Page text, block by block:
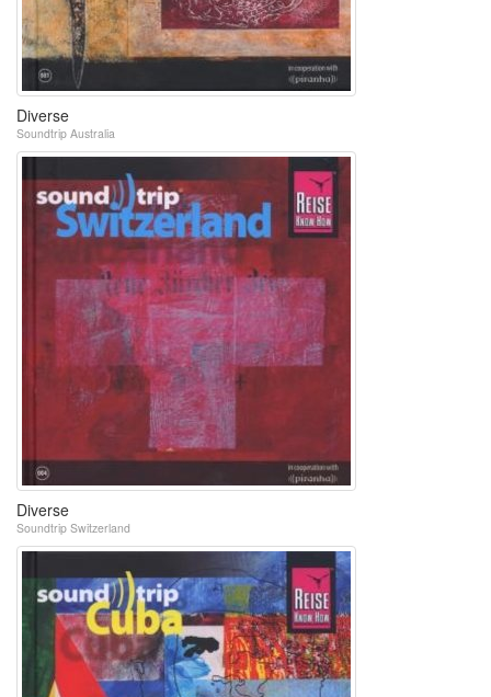
Diverse
Soundtrip Australia
Diverse
Soundtrip Switzerland